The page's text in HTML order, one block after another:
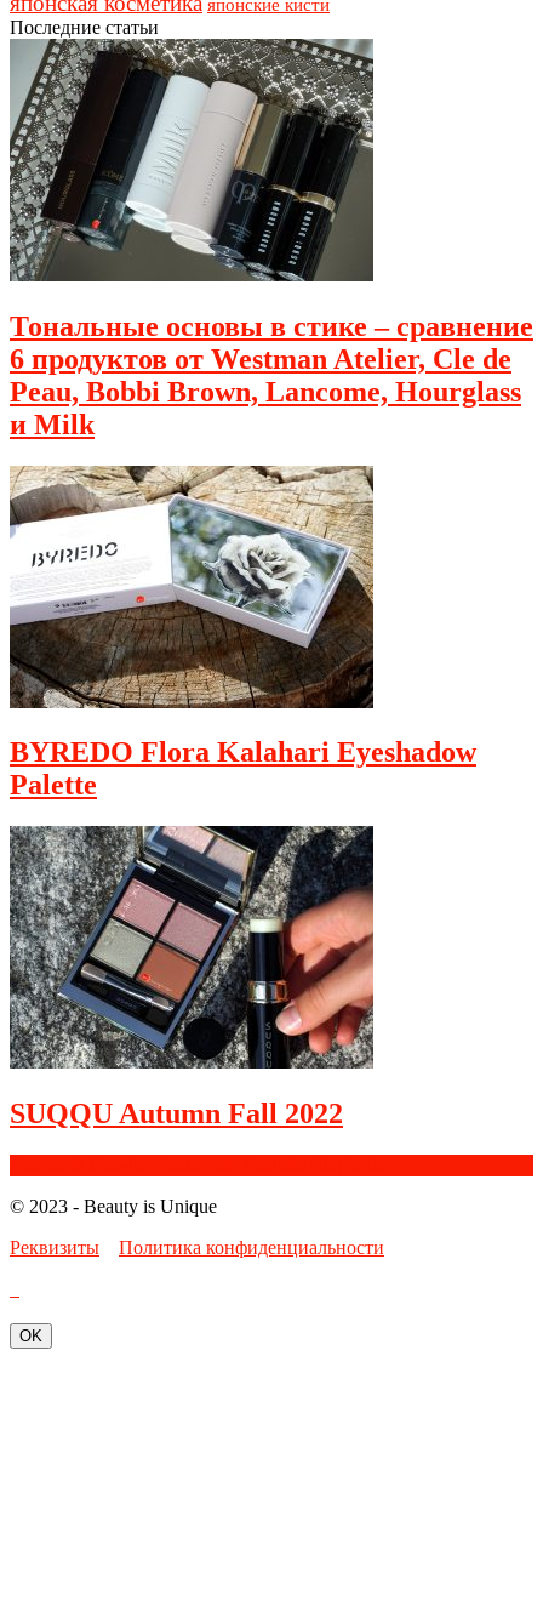
Последние статьи
Тональные основы в стике – сравнение
6 продуктов от Westman Atelier, Cle de
Peau, Bobbi Brown, Lancome, Hourglass
и Milk
BYREDO Flora Kalahari Eyeshadow
Palette
SUQQU Autumn Fall 2022
© 2023 - Beauty is Unique
Реквизиты
Политика конфиденциальности
OK